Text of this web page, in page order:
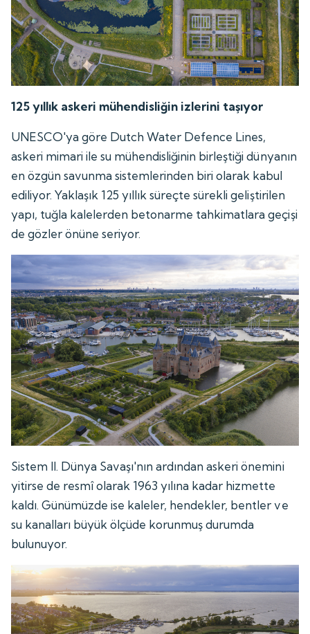
125 yıllık askeri mühendisliğin izlerini taşıyor
UNESCO'ya göre Dutch Water Defence Lines,
askeri mimari ile su mühendisliğinin birleştiği dünyanın
en özgün savunma sistemlerinden biri olarak kabul
ediliyor. Yaklaşık 125 yıllık süreçte sürekli geliştirilen
yapı, tuğla kalelerden betonarme tahkimatlara geçişi
de gözler önüne seriyor.
Sistem II. Dünya Savaşı'nın ardından askeri önemini
yitirse de resmî olarak 1963 yılına kadar hizmette
kaldı. Günümüzde ise kaleler, hendekler, bentler ve
su kanalları büyük ölçüde korunmuş durumda
bulunuyor.